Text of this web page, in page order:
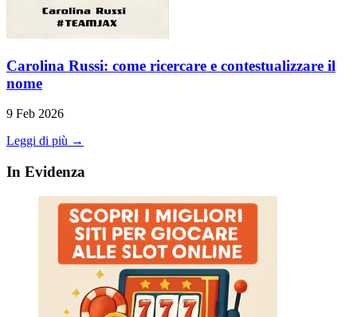
Carolina Russi: come ricercare e contestualizzare il
nome
9 Feb 2026
Leggi di più →
In Evidenza